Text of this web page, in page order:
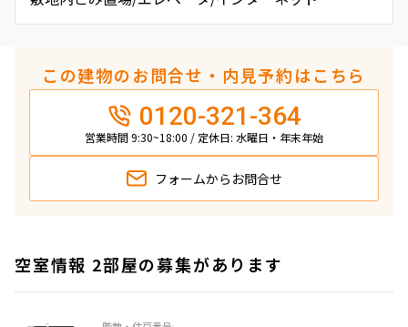
この建物のお問合せ・内見予約はこちら
0120-321-364
営業時間 9:30~18:00 / 定休日: 水曜日・年末年始
フォームから お問合せ
空室情報 2部屋の募集があります